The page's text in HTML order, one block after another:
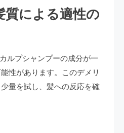
質による適性の
ルプシャンプーの成分が一
性があります。このデメリ
量を試し、髪への反応を確